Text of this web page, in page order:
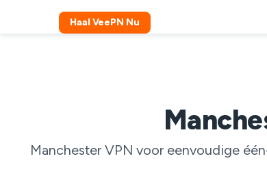
Haal VeePN Nu
Manchester VPN voor eenvoudige